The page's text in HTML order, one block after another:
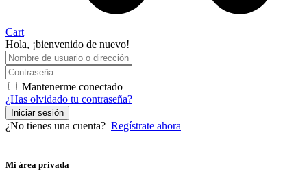
Cart
Hola, ¡bienvenido de nuevo!
Mantenerme conectado
¿Has olvidado tu contraseña?
Iniciar sesión
¿No tienes una cuenta? Regístrate ahora
Mi área privada